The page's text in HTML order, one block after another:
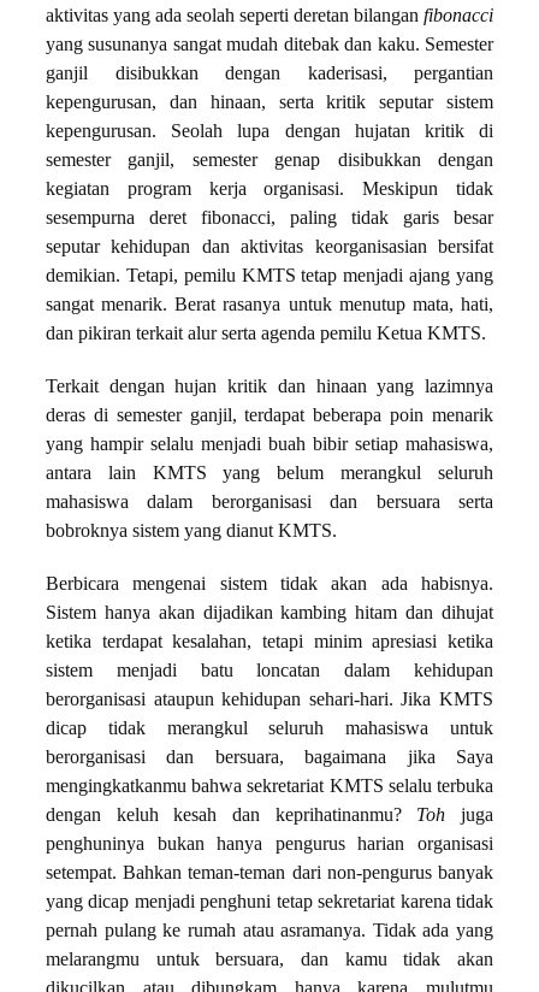
aktivitas yang ada seolah seperti deretan bilangan fibonacci
yang susunanya sangat mudah ditebak dan kaku. Semester
ganjil disibukkan dengan kaderisasi, pergantian
kepengurusan, dan hinaan, serta kritik seputar sistem
kepengurusan. Seolah lupa dengan hujatan kritik di
semester ganjil, semester genap disibukkan dengan
kegiatan program kerja organisasi. Meskipun tidak
sesempurna deret fibonacci, paling tidak garis besar
seputar kehidupan dan aktivitas keorganisasian bersifat
demikian. Tetapi, pemilu KMTS tetap menjadi ajang yang
sangat menarik. Berat rasanya untuk menutup mata, hati,
dan pikiran terkait alur serta agenda pemilu Ketua KMTS.
Terkait dengan hujan kritik dan hinaan yang lazimnya
deras di semester ganjil, terdapat beberapa poin menarik
yang hampir selalu menjadi buah bibir setiap mahasiswa,
antara lain KMTS yang belum merangkul seluruh
mahasiswa dalam berorganisasi dan bersuara serta
bobroknya sistem yang dianut KMTS.
Berbicara mengenai sistem tidak akan ada habisnya.
Sistem hanya akan dijadikan kambing hitam dan dihujat
ketika terdapat kesalahan, tetapi minim apresiasi ketika
sistem menjadi batu loncatan dalam kehidupan
berorganisasi ataupun kehidupan sehari-hari. Jika KMTS
dicap tidak merangkul seluruh mahasiswa untuk
berorganisasi dan bersuara, bagaimana jika Saya
mengingkatkanmu bahwa sekretariat KMTS selalu terbuka
dengan keluh kesah dan keprihatinanmu? Toh juga
penghuninya bukan hanya pengurus harian organisasi
setempat. Bahkan teman-teman dari non-pengurus banyak
yang dicap menjadi penghuni tetap sekretariat karena tidak
pernah pulang ke rumah atau asramanya. Tidak ada yang
melarangmu untuk bersuara, dan kamu tidak akan